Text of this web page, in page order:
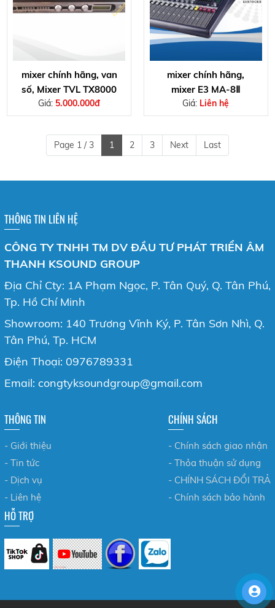
mixer chính hãng, van
số, Mixer TVL TX8000
Giá: 5.000.000đ
mixer chính hãng,
mixer E3 MA-8Ⅱ
Giá: Liên hệ
Page 1 / 3 1 2 3 Next Last
THÔNG TIN LIÊN HỆ
CÔNG TY TNHH TM DV ĐẦU TƯ PHÁT TRIỂN ÂM
THANH KSOUND GROUP
Địa Chỉ Cty: 1A Phạm Ngọc, P. Tân Quý, Q. Tân Phú,
Tp. Hồ Chí Minh
Showroom: 140 Trương Vĩnh Ký, P. Tân Sơn Nhì, Q.
Tân Phú, Tp. HCM
Điện Thoại: 0976789331
Email: congtyksoundgroup@gmail.com
THÔNG TIN
- Giới thiệu
- Tin tức
- Dịch vụ
- Liên hệ
CHÍNH SÁCH
- Chính sách giao nhận
- Thỏa thuận sử dụng
- CHÍNH SÁCH ĐỔI TRẢ
- Chính sách bảo hành
HỖ TRỢ